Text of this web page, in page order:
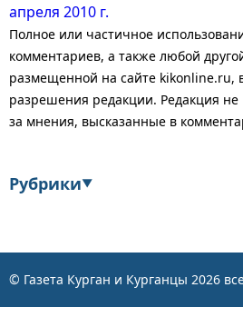
апреля 2010 г.
Полное или частичное
комментариев, а также любой
размещенной на сайте kikonline.ru,
разрешения редакции. Редакция не
за мнения, высказанные в
Рубрики▼
© Газета Курган и Курганцы 2026